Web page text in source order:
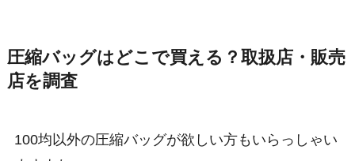
圧縮バッグはどこで買える？取扱店・販売
店を調査
100均以外の圧縮バッグが欲しい方もいらっしゃい